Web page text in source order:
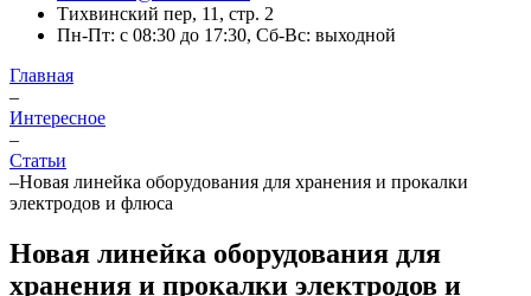
Тихвинский пер, 11, стр. 2
Пн-Пт: с 08:30 до 17:30, Сб-Вс: выходной
Главная
–
Интересное
–
Статьи
–Новая линейка оборудования для хранения и прокалки
электродов и флюса
Новая линейка оборудования для
хранения и прокалки электродов и